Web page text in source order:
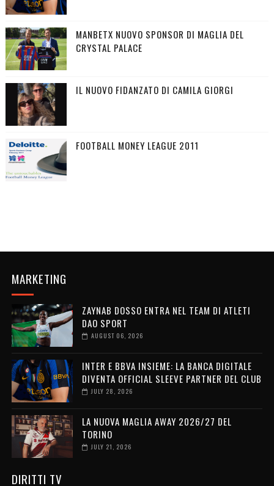
MANBETX NUOVO SPONSOR DI MAGLIA DEL
CRYSTAL PALACE
IL NUOVO FIDANZATO DI CAMILA GIORGI
FOOTBALL MONEY LEAGUE 2011
MARKETING
ZAYNAB DOSSO ENTRA NEL TEAM DI ATLETI
DAO SPORT
AUGUST 06, 2026
INTER E BBVA INSIEME: LA BANCA DIGITALE
DIVENTA OFFICIAL SLEEVE PARTNER DEL CLUB
JULY 28, 2026
LA NUOVA MAGLIA AWAY 2026/27 DEL
TORINO
JULY 21, 2026
DIRITTI TV